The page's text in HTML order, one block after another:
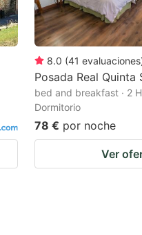
8.0 (41 evaluaciones
Posada Real Quinta
bed and breakfast · 2
Dormitorio
78 € por noche
Ver